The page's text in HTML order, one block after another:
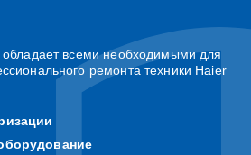
всеми необходимыми для
ремонта техники Haier